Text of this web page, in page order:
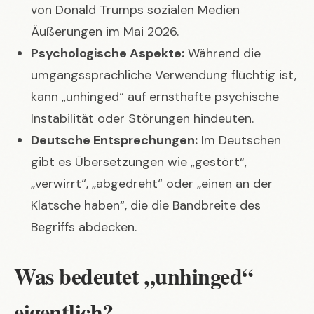
von Donald Trumps sozialen Medien
Äußerungen im Mai 2026.
Psychologische Aspekte: Während die
umgangssprachliche Verwendung flüchtig ist,
kann „unhinged“ auf ernsthafte psychische
Instabilität oder Störungen hindeuten.
Deutsche Entsprechungen: Im Deutschen
gibt es Übersetzungen wie „gestört“,
„verwirrt“, „abgedreht“ oder „einen an der
Klatsche haben“, die die Bandbreite des
Begriffs abdecken.
Was bedeutet „unhinged“